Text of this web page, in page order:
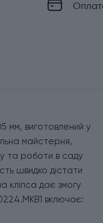
мм, виготовлений у
майстерня,
та роботи в саду
швидко дістати
кліпса дає змогу
включає: